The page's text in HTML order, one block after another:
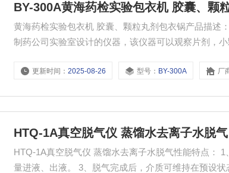
BY-300A黄海药检实验包衣机 胶囊、颗
黄海药检实验包衣机 胶囊、颗粒丸剂包衣锅产品描述
制药公司实验室设计的仪器，该仪器可以观察片剂，
色、烘干、混合等。1、配置Φ300和Φ200直径包衣锅
更新时间：2025-08-26 型号： BY-300A 厂
HTQ-1A真空脱气仪 蒸馏水去离子水脱气
HTQ-1A真空脱气仪 蒸馏水去离子水脱气性能特点：
量进液、出液。 3、脱气完成后，介质可维持在预设